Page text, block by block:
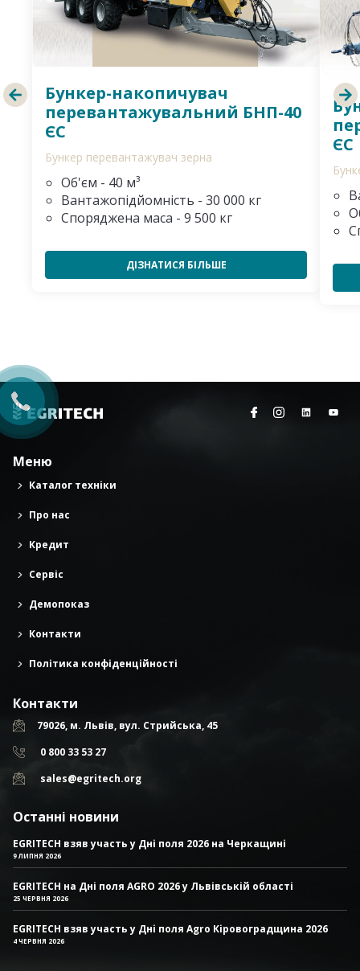
Бункер-накопичувач
перевантажувальний БНП-40
ЄС
Бункер перевантажувач зерна
Об'єм - 40 м³
Вантажопідйомність - 30 000 кг
Споряджена маса - 9 500 кг
ДІЗНАТИСЯ БІЛЬШЕ
ЄС
Меню
Каталог техніки
Про нас
Кредит
Сервіс
Демопоказ
Контакти
Політика конфіденційності
Контакти
79026, м. Львів, вул. Стрийська, 45
0 800 33 53 27
sales@egritech.org
Останні новини
EGRITECH взяв участь у Дні поля 2026 на Черкащині
9 ЛИПНЯ 2026
EGRITECH на Дні поля AGRO 2026 у Львівській області
25 ЧЕРВНЯ 2026
EGRITECH взяв участь у Дні поля Agro Кіровоградщина 2026
4 ЧЕРВНЯ 2026